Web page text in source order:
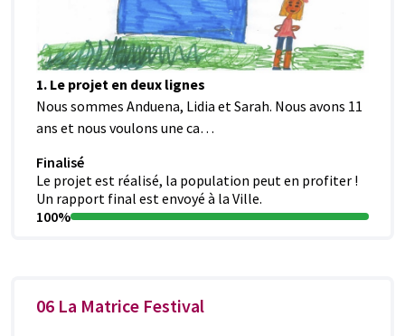
1. Le projet en deux lignes
Nous sommes Anduena, Lidia et Sarah. Nous avons 11
ans et nous voulons une ca…
Finalisé
Le projet est réalisé, la population peut en profiter !
Un rapport final est envoyé à la Ville.
100%
06 La Matrice Festival